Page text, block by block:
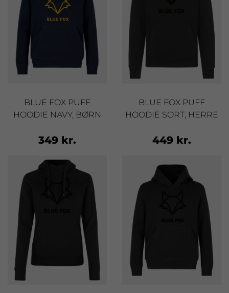
BLUE FOX PUFF
HOODIE NAVY, BØRN
349 kr.
BLUE FOX PUFF
HOODIE SORT, HERRE
449 kr.